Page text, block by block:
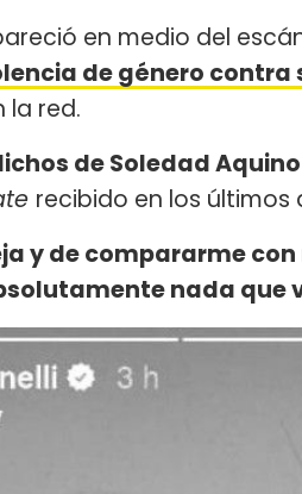
en medio del
de género contra
la red.
de Soledad
recibido en los últimos
y de compararme
nada que